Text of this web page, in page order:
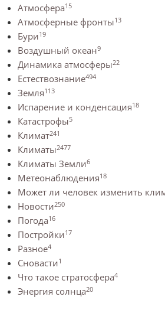
Атмосфера15
Атмосферные фронты13
Бури19
Воздушный океан9
Динамика атмосферы22
Естествознание494
Земля113
Испарение и конденсация18
Катастрофы5
Климат241
Климаты2477
Климаты Земли6
Метеонаблюдения18
Может ли человек изменить
Новости250
Погода16
Постройки17
Разное4
Сновасти1
Что такое стратосфера4
Энергия солнца20